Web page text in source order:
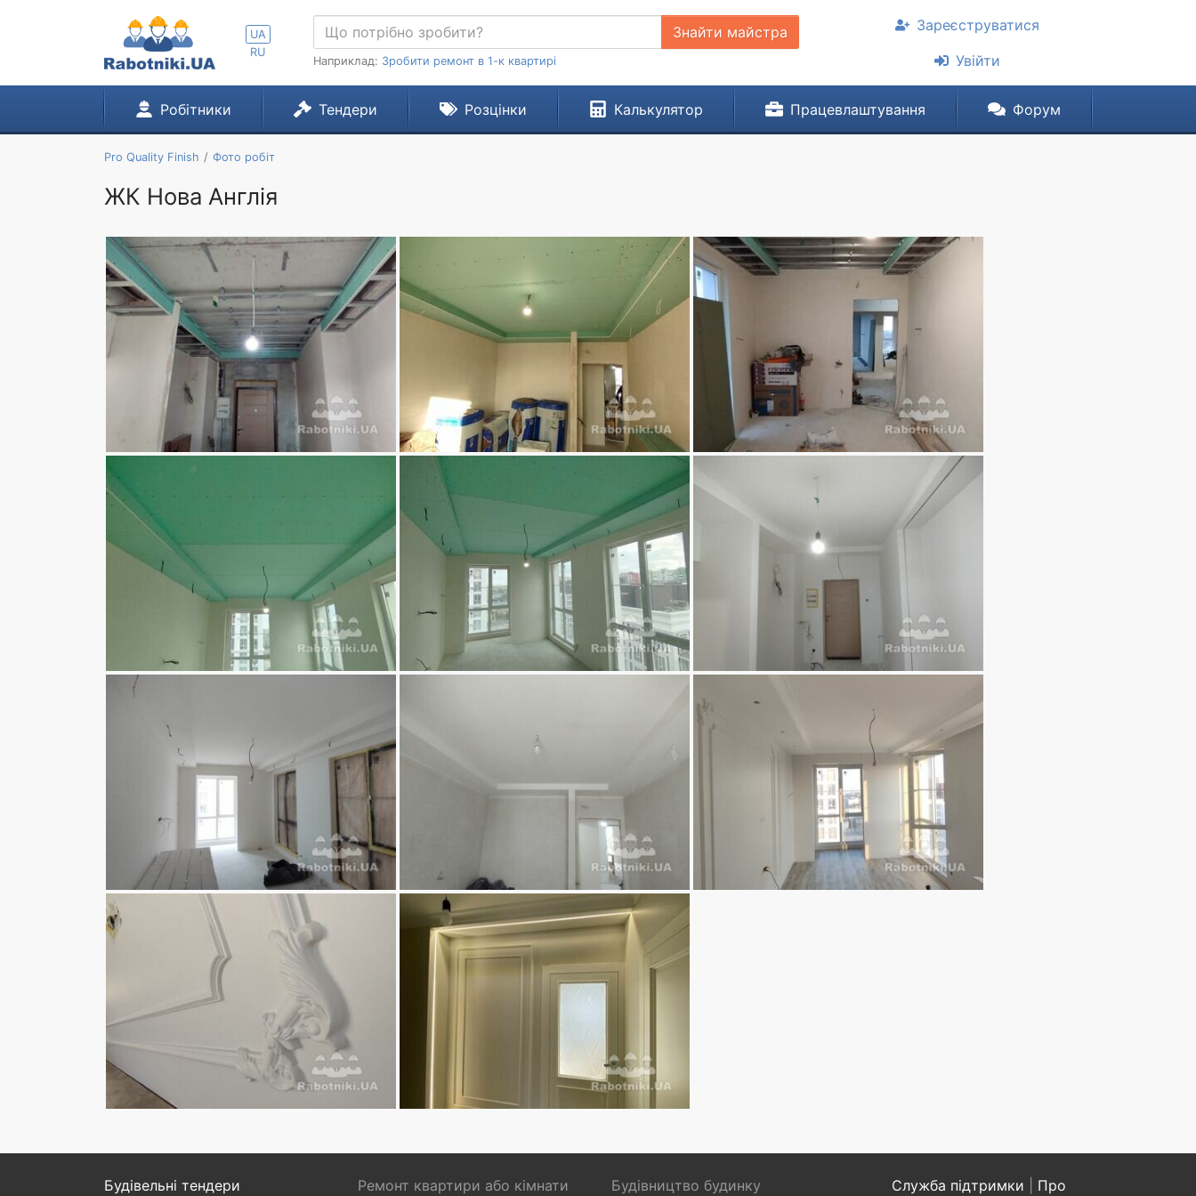
UA
RU
Знайти майстра
Наприклад: Зробити ремонт в 1-к квартирі
Зареєструватися
Увійти
Робітники Тендери Розцінки Калькулятор Працевлаштування Форум
Pro Quality Finish Фото робіт
ЖК Нова Англія
Будівельні тендери Ремонт квартири або кімнати Будівництво будинку Служба підтримки Про